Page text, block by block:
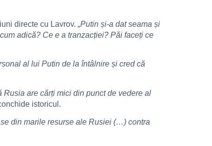
directe cu Lavrov. „Putin și-a dat seama și
adică? Ce e a tranzacției? Păi faceți ce
al lui Putin de la întâlnire și cred că
Rusia are cărți mici din punct de vedere al
istoricul.
din marile resurse ale Rusiei (…) contra